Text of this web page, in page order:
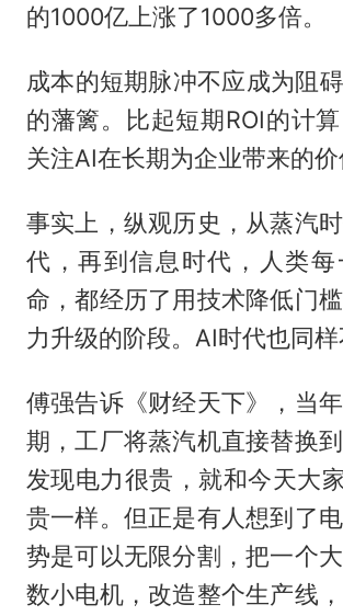
的1000亿上涨了1000多倍。
成本的短期脉冲不应成为阻
的藩篱。比起短期ROI的计
关注AI在长期为企业带来的价
事实上，纵观历史，从蒸汽
代，再到信息时代，人类每
命，都经历了用技术降低门
力升级的阶段。AI时代也同样
傅强告诉《财经天下》，当
期，工厂将蒸汽机直接替换
发现电力很贵，就和今天大
贵一样。但正是有人想到了
势是可以无限分割，把一个
数小电机，改造整个生产线